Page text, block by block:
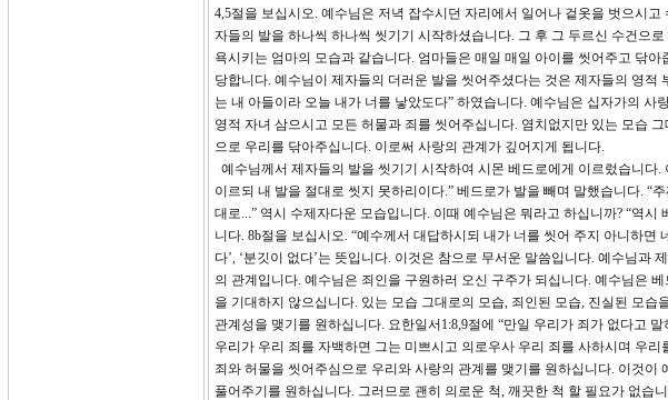
4,5절을 보십시오. 예수님은 저녁 잡수시던 자리에서 일어나 겉옷을 벗으시
자들의 발을 하나씩 하나씩 씻기기 시작하셨습니다. 그 후 그 두르신 수건으
욕시키는 엄마의 모습과 같습니다. 엄마들은 매일 매일 아이를 씻어주고 닦
당합니다. 예수님이 제자들의 더러운 발을 씻어주셨다는 것은 제자들의 영
는 내 아들이라 오늘 내가 너를 낳았도다” 하였습니다. 예수님은 십자가의
영적 자녀 삼으시고 모든 허물과 죄를 씻어주십니다. 염치없지만 있는 모습
으로 우리를 닦아주십니다. 이로써 사랑의 관계가 깊어지게 됩니다.
예수님께서 제자들의 발을 씻기기 시작하여 시몬 베드로에게 이르렀습니다
이르되 내 발을 절대로 씻지 못하리이다.” 베드로가 발을 빼며 말했습니다. “
대로...” 역시 수제자다운 모습입니다. 이때 예수님은 뭐라고 하십니까? “역
니다. 8b절을 보십시오. “예수께서 대답하시되 내가 너를 씻어 주지 아니하면
다’, ‘분깃이 없다’는 뜻입니다. 이것은 참으로 무서운 말씀입니다. 예수님과
의 관계입니다. 예수님은 죄인을 구원하러 오신 구주가 되십니다. 예수님은
을 기대하지 않으십니다. 있는 모습 그대로의 모습, 죄인된 모습, 진실된 모
관계성을 맺기를 원하십니다. 요한일서1:8,9절에 “만일 우리가 죄가 없다고
우리가 우리 죄를 자백하면 그는 미쁘시고 의로우사 우리 죄를 사하시며 우
죄와 허물을 씻어주심으로 우리와 사랑의 관계를 맺기를 원하십니다. 이것이
풀어주기를 원하십니다. 그러므로 괜히 의로운 척, 깨끗한 척 할 필요가 없습